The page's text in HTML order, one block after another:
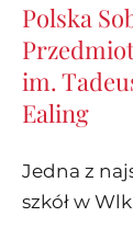
Polska
im.
Ealing
Jedna z
szkół w